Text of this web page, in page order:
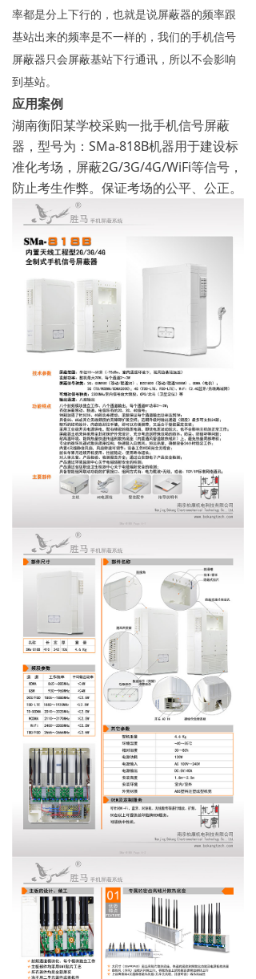
率都是分上下行的，也就是说屏蔽器的频率跟
基站出来的频率是不一样的，我们的手机信号
屏蔽器只会屏蔽基站下行通讯，所以不会影响
到基站。
应用案例
湖南衡阳某学校采购一批手机信号屏蔽
器，型号为：SMa-818B机器用于建设标
准化考场，屏蔽2G/3G/4G/WiFi等信号，
防止考生作弊。保证考场的公平、公正。